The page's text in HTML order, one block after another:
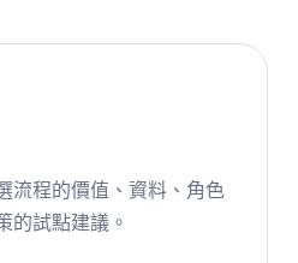
流程的價值、資料、角色
的試點建議。